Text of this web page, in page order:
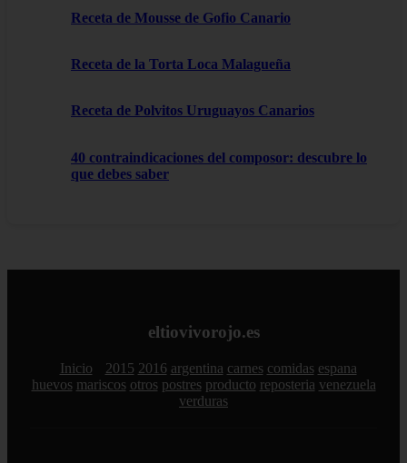
Receta de Mousse de Gofio Canario
Receta de la Torta Loca Malagueña
Receta de Polvitos Uruguayos Canarios
40 contraindicaciones del composor: descubre lo
que debes saber
eltiovivorojo.es
Inicio 2015 2016 argentina carnes comidas espana
huevos mariscos otros postres producto reposteria venezuela
verduras